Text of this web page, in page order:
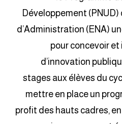
Développement (PNUD)
d’Administration (ENA)
pour concevoir
d’innovation
stages aux élèves du
mettre en place un
profit des hauts cadres,